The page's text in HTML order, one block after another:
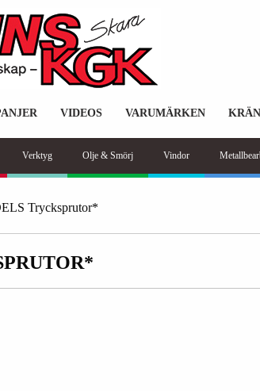
VIDEOS VARUMÄRKEN
Verktyg Olje & Smörj Vindor
Trycksprutor*